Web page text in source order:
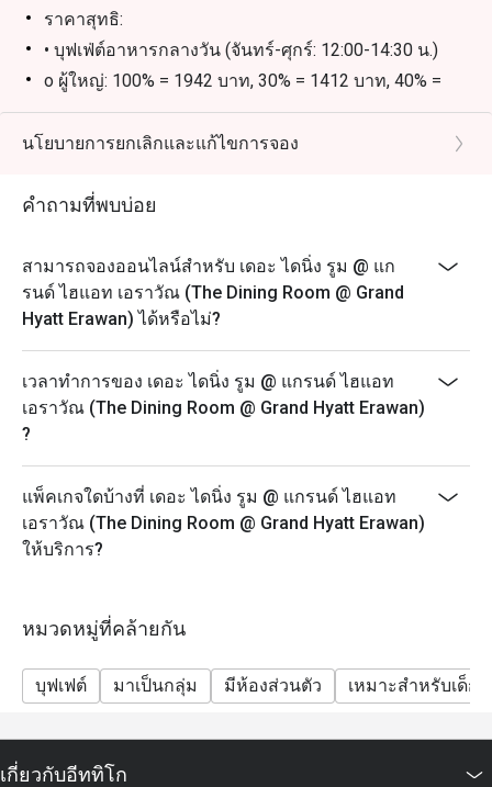
ราคาสุทธิ:
• บุฟเฟ่ต์อาหารกลางวัน (จันทร์-ศุกร์: 12:00-14:30 น.)
o ผู้ใหญ่: 100% = 1942 บาท, 30% = 1412 บาท, 40% =
1236 บาท, 50% = 1059 บาท
o เด็ก: 100% = 971 บาท, 30% = 707 บาท, 40% = 618
• บุฟเฟ่ต์อาหารกลางวัน (เสาร์: 12:00-14:30 น.)
1648 บาท, 50% = 1412 บาท
o เด็ก: 100% = 1295 บาท, 30% = 942 บาท, 40% = 824
บาท, 50% = 706 บาท บาท
o ผู้ใหญ่: 100% = 3060 บาท, 30% = 2226 บาท, 40% =
1947 บาท, 50% = 1669 บาท
• บุฟเฟ่ต์อาหารเย็น (วันจันทร์-วันพฤหัสบดี: 17:30-22:00
น.)
o ผู้ใหญ่: 100% = 2236 บาท, 30% = 1626 บาท, 40% =
บาท 50% = 610 บาท
o ผู้ใหญ่: 100% = 2766 บาท, 30% = 2012 บาท, 40% =
o เด็ก: 100% = 1383 บาท, 30% = 1006 บาท, 40% = 880
บาท, 50% = 754 บาท
นโยบายการยกเลิกและแก้ไขการจอง
คำถามที่พบบ่อย
สามารถจองออนไลน์สำหรับ เดอะ ไดนิ่ง รูม @ แก
รนด์ ไฮแอท เอราวัณ (The Dining Room @ Grand
Hyatt Erawan) ได้หรือไม่?
เวลาทำการของ เดอะ ไดนิ่ง รูม @ แกรนด์ ไฮแอท
เอราวัณ (The Dining Room @ Grand Hyatt Erawan)
?
แพ็คเกจใดบ้างที่ เดอะ ไดนิ่ง รูม @ แกรนด์ ไฮแอท
เอราวัณ (The Dining Room @ Grand Hyatt Erawan)
ให้บริการ?
หมวดหมู่ที่คล้ายกัน
บุฟเฟต์ มาเป็นกลุ่ม มีห้องส่วนตัว เหมาะสำหรับเด็ก
เกี่ยวกับอีททิโก